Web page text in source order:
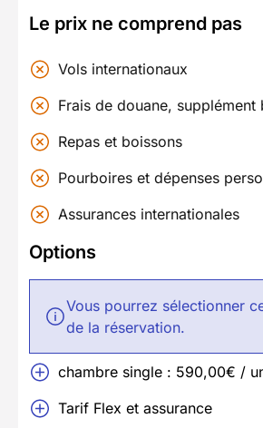
Le prix ne comprend pas
Vols internationaux
Frais de douane, supplément
Repas et boissons
Pourboires et dépenses
Assurances internationales
Options
Vous pourrez sélectionner
de la réservation.
chambre single : 590,00€ /
Tarif Flex et assurance